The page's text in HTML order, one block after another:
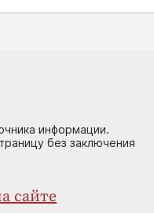
информации.
без заключения
сайте